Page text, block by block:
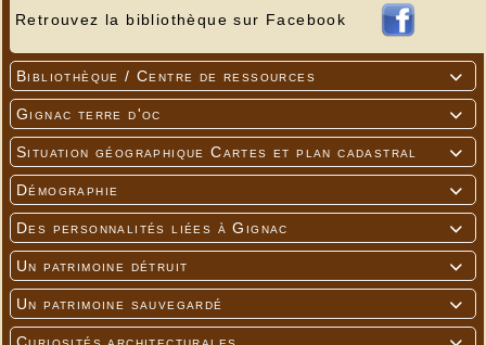
Retrouvez la bibliothèque sur Facebook

Bibliothèque / Centre de ressources

Gignac terre d'oc

Situation géographique Cartes et plan cadastral

Démographie

Des personnalités liées à Gignac

Un patrimoine détruit

Un patrimoine sauvegardé
Curiosités architecturales